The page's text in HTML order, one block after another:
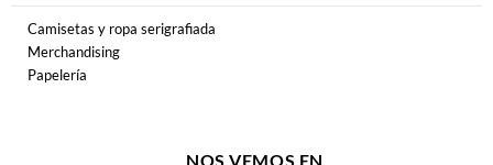
Camisetas y ropa serigrafiada
Merchandising
Papelería
NOS VEMOS EN